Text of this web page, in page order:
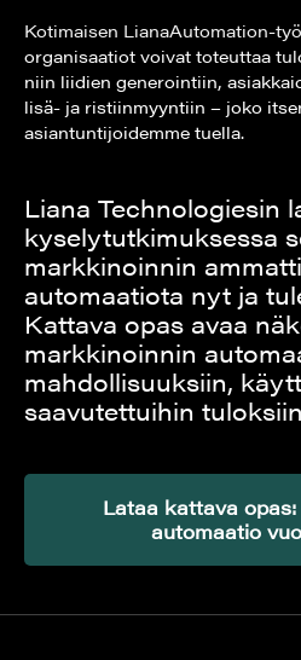
Kotimaisen LianaAutomation-
organisaatiot voivat toteuttaa
niin liidien generointiin,
lisä- ja ristiinmyyntiin – joko
asiantuntijoidemme tuella.
Liana Technologiesin
kyselytutkimuksessa
markkinoinnin
automaatiota nyt ja
Kattava opas avaa
markkinoinnin
mahdollisuuksiin,
saavutettuihin
Lataa kattava
automaatio